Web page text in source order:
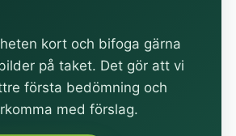
kort och bifoga gärna
på taket. Det gör att vi
första bedömning och
med förslag.